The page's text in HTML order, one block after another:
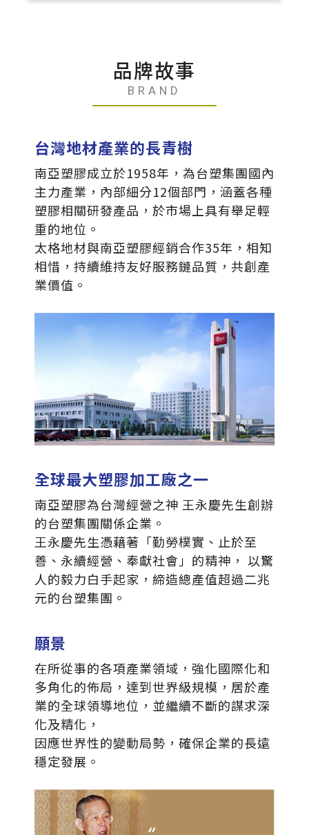
搜尋
搜尋
ESG 碳足跡計算器
品牌故事
BRAND
台灣地材產業的長青樹
南亞塑膠成立於1958年，為台塑集團國內
主力產業，內部細分12個部門，涵蓋各種
塑膠相關研發產品，於市場上具有舉足輕
重的地位。
太格地材與南亞塑膠經銷合作35年，相知
相惜，持續維持友好服務鏈品質，共創產
業價值。
全球最大塑膠加工廠之一
南亞塑膠為台灣經營之神 王永慶先生創辦
的台塑集團關係企業。
王永慶先生憑藉著「勤勞樸實、止於至
善、永續經營、奉獻社會」的精神， 以驚
人的毅力白手起家，締造總產值超過二兆
元的台塑集團。
願景
在所從事的各項產業領域，強化國際化和
多角化的佈局，達到世界級規模，居於產
業的全球領導地位，並繼續不斷的謀求深
化及精化，
因應世界性的變動局勢，確保企業的長遠
穩定發展。